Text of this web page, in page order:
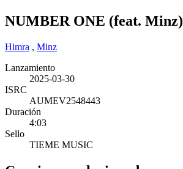
NUMBER ONE (feat. Minz)
Himra , Minz
Lanzamiento
2025-03-30
ISRC
AUMEV2548443
Duración
4:03
Sello
TIEME MUSIC